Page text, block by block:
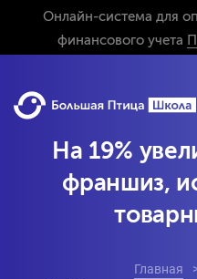
Онлайн-система для
финансового учета
На 19%
франшиз,
Главная